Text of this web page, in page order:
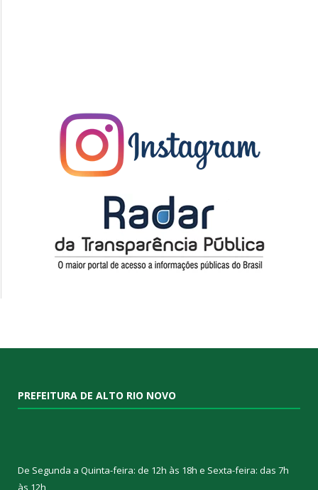
PREFEITURA DE ALTO RIO NOVO
De Segunda a Quinta-feira: de 12h às 18h e Sexta-feira: das 7h
às 12h